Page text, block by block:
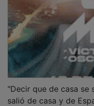
"Decir que de casa se
salió de casa y de